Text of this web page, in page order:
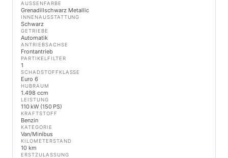
AUSSENFARBE
Grenadillschwarz Metallic
INNENAUSSTATTUNG
Schwarz
GETRIEBE
Automatik
ANTRIEBSACHSE
Frontantrieb
PARTIKELFILTER
1
SCHADSTOFFKLASSE
Euro 6
HUBRAUM
1.498 ccm
LEISTUNG
110 kW (150 PS)
KRAFTSTOFF
Benzin
KATEGORIE
Van/Minibus
KILOMETERSTAND
10 km
ERSTZULASSUNG